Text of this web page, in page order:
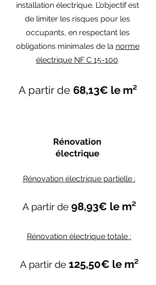
installation électrique. L’objectif est
de limiter les risques pour les
occupants, en respectant les
obligations minimales de la norme
électrique NF C 15-100.
A partir de 68,13€ le m²
Rénovation
électrique
Rénovation électrique partielle :
Apartir de98,93€ le m²
Rénovation électrique totale :
A partir de125,50€ le m²